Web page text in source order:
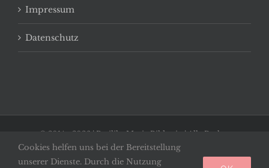
Impressum
Datenschutz
© 2014 - 2026 | Basilika Maria Bildstein | Alle Rechte
vorbehalten
Cookies helfen uns bei der Bereitstellung
unserer Dienste. Durch die Nutzung